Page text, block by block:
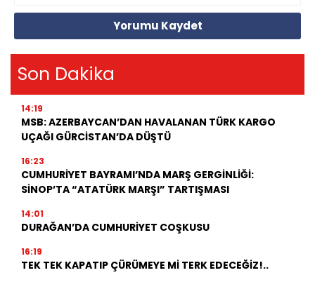
Yorumu Kaydet
Son Dakika
14:19
MSB: AZERBAYCAN’DAN HAVALANAN TÜRK KARGO
UÇAĞI GÜRCİSTAN’DA DÜŞTÜ
16:23
CUMHURİYET BAYRAMI’NDA MARŞ GERGİNLİĞİ:
SİNOP’TA “ATATÜRK MARŞI” TARTIŞMASI
14:01
DURAĞAN’DA CUMHURİYET COŞKUSU
16:19
TEK TEK KAPATIP ÇÜRÜMEYE Mİ TERK EDECEĞİZ!..